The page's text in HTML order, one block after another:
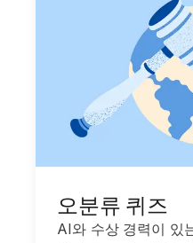
오분류 퀴즈
AI와 수상 경력이 있